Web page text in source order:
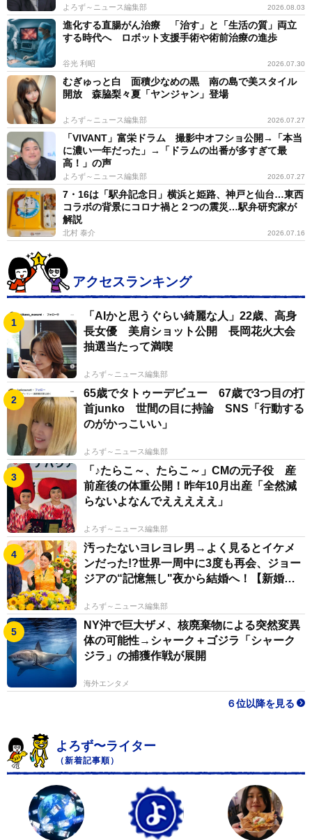
よろず～ニュース編集部 2026.08.03
進化する直腸がん治療 「治す」と「生活の質」両立
する時代へ ロボット支援手術や術前治療の進歩
谷光 利昭 2026.07.30
むぎゅっと白 面積少なめの黒 南の島で美スタイル
開放 森脇梨々夏「ヤンジャン」登場
よろず～ニュース編集部 2026.07.27
「VIVANT」富栄ドラム 撮影中オフショ公開→「本当
に濃い一年だった」→「ドラムの出番が多すぎて最
高！」の声
よろず～ニュース編集部 2026.07.27
7・16は「駅弁記念日」横浜と姫路、神戸と仙台…東西
コラボの背景にコロナ禍と２つの震災…駅弁研究家が
解説
北村 泰介 2026.07.16
アクセスランキング
「AIかと思うぐらい綺麗な人」22歳、高身
長女優 美肩ショット公開 長岡花火大会
抽選当たって満喫
よろず～ニュース編集部
65歳でタトゥーデビュー 67歳で3つ目の打
首junko 世間の目に持論 SNS「行動する
のがかっこいい」
よろず～ニュース編集部
「♪たらこ～、たらこ～」CMの元子役 産
前産後の体重公開！昨年10月出産「全然減
らないよなんでえええええ」
よろず～ニュース編集部
汚ったないヨレヨレ男→よく見るとイケメ
ンだった!?世界一周中に3度も再会、ジョー
ジアの“記憶無し"夜から結婚へ！【新婚さ
よろず～ニュース編集部
NY沖で巨大ザメ、核廃棄物による突然変異
体の可能性→シャーク＋ゴジラ「シャーク
ジラ」の捕獲作戦が展開
海外エンタメ
６位以降を見る
よろず〜ライター
（新着記事順）